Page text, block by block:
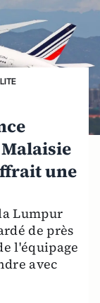
une
Lumpur
de près
l'équipage
avec